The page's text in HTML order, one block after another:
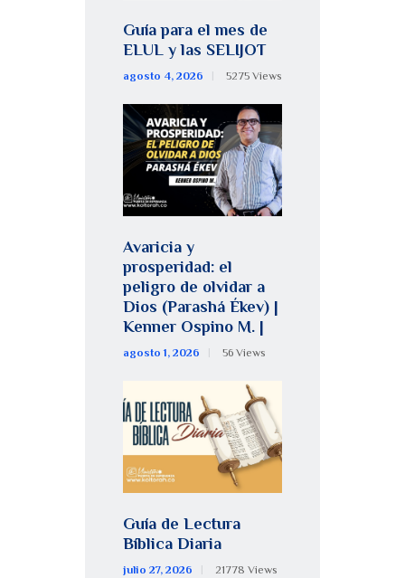
Guía para el mes de
ELUL y las SELIJOT
agosto 4, 2026 5275 Views
Avaricia y
prosperidad: el
peligro de olvidar a
Dios (Parashá Ékev) |
Kenner Ospino M. |
agosto 1, 2026 56 Views
Guía de Lectura
Bíblica Diaria
julio 27, 2026 21778 Views